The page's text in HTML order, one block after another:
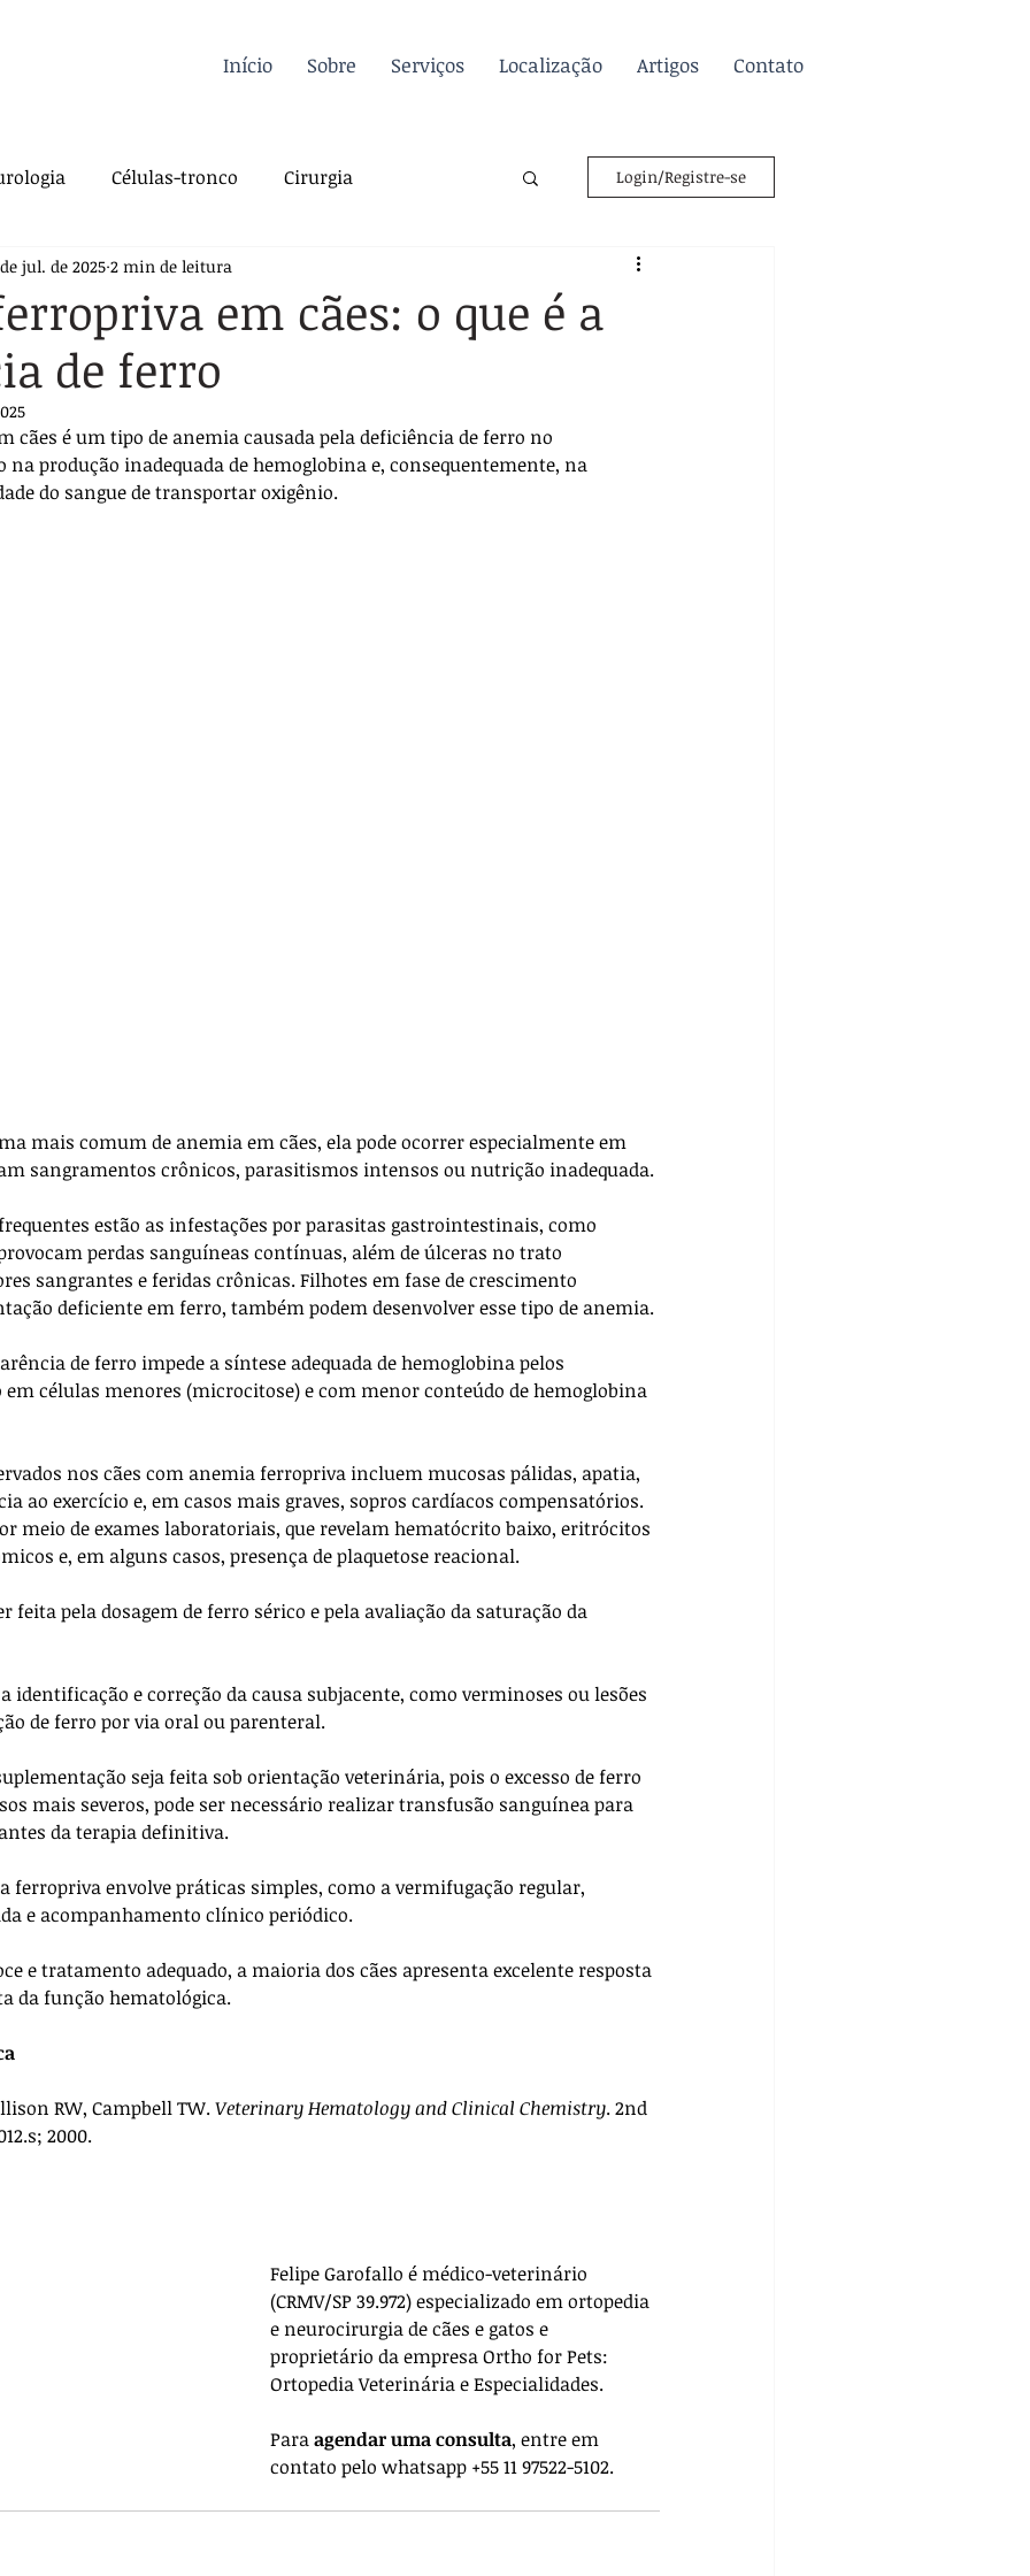
Início Sobre Serviços Localização Artigos Contato
Células-tronco Cirurgia
Felina Oncologia
Dermatologia
Sutura Pós-operatório
Login/Registre-se
em cães: o que é a
de ferro
jul. de 2025 2 min de leitura
cães é um tipo de anemia causada pela deficiência de ferro no
produção inadequada de hemoglobina e, consequentemente, na
do sangue de transportar oxigênio.
mais comum de anemia em cães, ela pode ocorrer especialmente em
sangramentos crônicos, parasitismos intensos ou nutrição inadequada.
estão as infestações por parasitas gastrointestinais, como
perdas sanguíneas contínuas, além de úlceras no trato
sangrantes e feridas crônicas. Filhotes em fase de crescimento
deficiente em ferro, também podem desenvolver esse tipo de anemia.
de ferro impede a síntese adequada de hemoglobina pelos
células menores (microcitose) e com menor conteúdo de hemoglobina
nos cães com anemia ferropriva incluem mucosas pálidas, apatia,
ao exercício e, em casos mais graves, sopros cardíacos compensatórios.
meio de exames laboratoriais, que revelam hematócrito baixo, eritrócitos
e, em alguns casos, presença de plaquetose reacional.
feita pela dosagem de ferro sérico e pela avaliação da saturação da
identificação e correção da causa subjacente, como verminoses ou lesões
de ferro por via oral ou parenteral.
seja feita sob orientação veterinária, pois o excesso de ferro
mais severos, pode ser necessário realizar transfusão sanguínea para
da terapia definitiva.
ferropriva envolve práticas simples, como a vermifugação regular,
e acompanhamento clínico periódico.
e tratamento adequado, a maioria dos cães apresenta excelente resposta
da função hematológica.
RW, Campbell TW. Veterinary Hematology and Clinical Chemistry. 2nd
2000.
Felipe Garofallo é médico-veterinário
(CRMV/SP 39.972) especializado em ortopedia
e neurocirurgia de cães e gatos e
proprietário da empresa Ortho for Pets:
Ortopedia Veterinária e Especialidades.
Para agendar uma consulta, entre em
contato pelo whatsapp +55 11 97522-5102.